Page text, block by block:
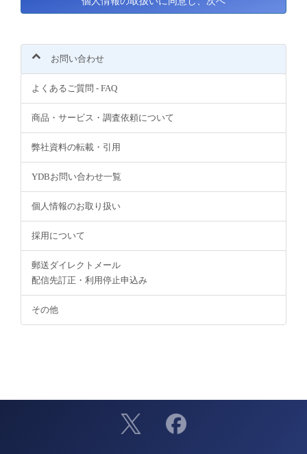
お問い合わせ
よくあるご質問 - FAQ
商品・サービス・調査依頼について
弊社資料の転載・引用
YDBお問い合わせ一覧
個人情報のお取り扱い
採用について
郵送ダイレクトメール
配信先訂正・利用停止申込み
その他